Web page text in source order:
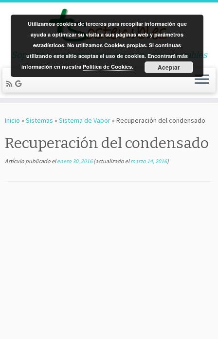
Soporte a empresas que quieren ser sostenibles
Inicio » Sistemas » Sistema de Vapor» Recuperación del condensado
Recuperación del condensado
Artículo publicado elenero 30, 2016(actualizado elmarzo 14, 2016)
Utilizamos cookies de terceros para recopilar información que
ayuda a optimizar su visita a sus páginas web y parámetros
estadísticos. No utilizamos Cookies propias. Si continuas
utilizando este sitio aceptas el uso de cookies. Encontrará más
información en nuestra Política de Cookies. Aceptar